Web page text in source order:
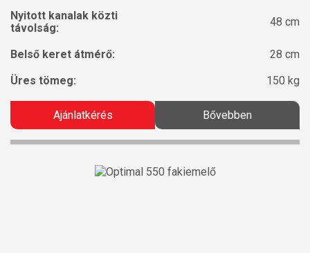
Nyitott kanalak közti
távolság:
48 cm
Belső keret átmérő:
28 cm
Üres tömeg:
150 kg
Ajánlatkérés Bővebben